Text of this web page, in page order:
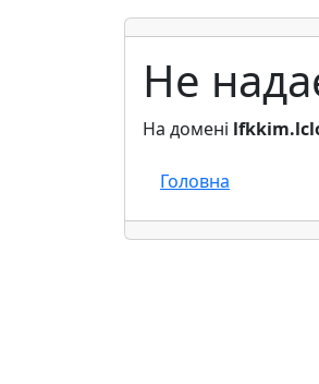
Не
На домені
Головна